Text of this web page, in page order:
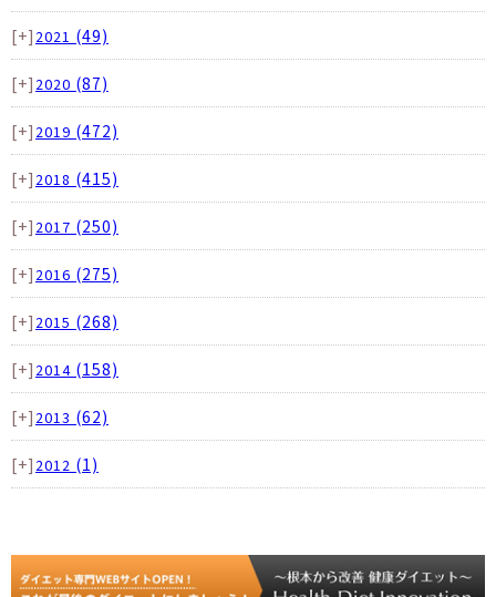
[+] 2021 (49)
[+] 2020 (87)
[+] 2019 (472)
[+] 2018 (415)
[+] 2017 (250)
[+] 2016 (275)
[+] 2015 (268)
[+] 2014 (158)
[+] 2013 (62)
[+] 2012 (1)